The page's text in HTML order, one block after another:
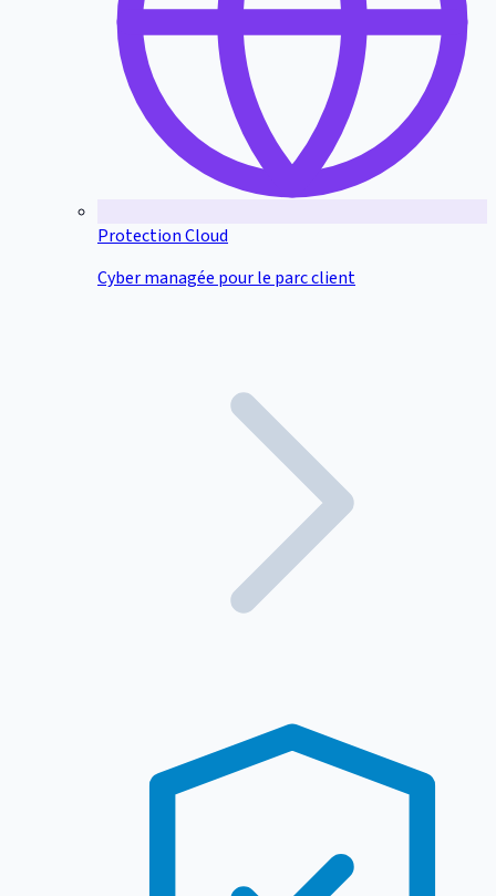
Protection Cloud
Cyber managée pour le parc client